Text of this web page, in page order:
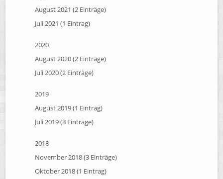
August 2021 (2 Einträge)
Juli 2021 (1 Eintrag)
2020
August 2020 (2 Einträge)
Juli 2020 (2 Einträge)
2019
August 2019 (1 Eintrag)
Juli 2019 (3 Einträge)
2018
November 2018 (3 Einträge)
Oktober 2018 (1 Eintrag)